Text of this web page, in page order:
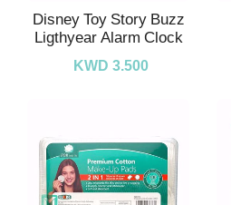
Disney Toy Story Buzz
Ligthyear Alarm Clock
KWD 3.500